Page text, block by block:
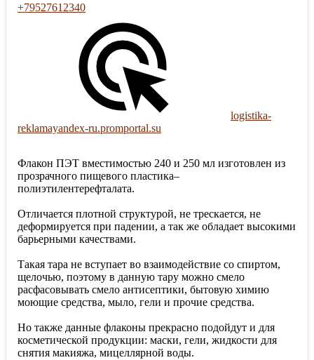
+79527612340
logistika-
reklamayandex-ru.promportal.su
Флакон ПЭТ вместимостью 240 и 250 мл изготовлен из
прозрачного пищевого пластика–
полиэтилентерефталата.
Отличается плотной структурой, не трескается, не
деформируется при падении, а так же обладает высокими
барьерными качествами.
Такая тара не вступает во взаимодействие со спиртом,
щелочью, поэтому в данную тару можно смело
расфасовывать смело антисептики, бытовую химию
моющие средства, мыло, гели и прочие средства.
Но также данные флаконы прекрасно подойдут и для
косметической продукции: маски, гели, жидкости для
снятия макияжа, мицеллярной воды.